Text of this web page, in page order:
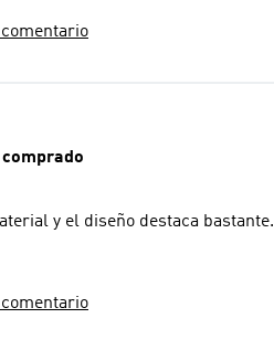
y el diseño destaca bastante.